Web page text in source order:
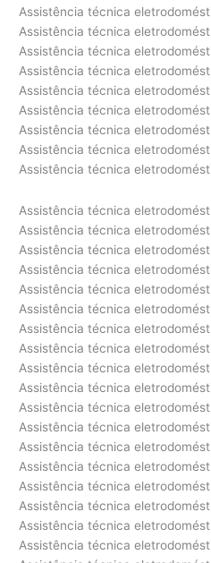
Assistência técnica
Assistência técnica
Assistência técnica
Assistência técnica
Assistência técnica
Assistência técnica
Assistência técnica
Assistência técnica
Assistência técnica
Assistência técnica
Assistência técnica
Assistência técnica
Assistência técnica
Assistência técnica
Assistência técnica
Assistência técnica
Assistência técnica
Assistência técnica
Assistência técnica
Assistência técnica
Assistência técnica
Assistência técnica
Assistência técnica
Assistência técnica
Assistência técnica
Assistência técnica
Assistência técnica